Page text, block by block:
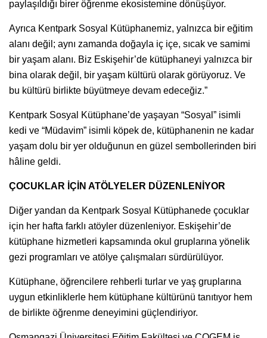
paylaşıldığı birer öğrenme ekosistemine dönüşüyor.
Ayrıca Kentpark Sosyal Kütüphanemiz, yalnızca bir eğitim
alanı değil; aynı zamanda doğayla iç içe, sıcak ve samimi
bir yaşam alanı. Biz Eskişehir’de kütüphaneyi yalnızca bir
bina olarak değil, bir yaşam kültürü olarak görüyoruz. Ve
bu kültürü birlikte büyütmeye devam edeceğiz.”
Kentpark Sosyal Kütüphane’de yaşayan “Sosyal” isimli
kedi ve “Müdavim” isimli köpek de, kütüphanenin ne kadar
yaşam dolu bir yer olduğunun en güzel sembollerinden biri
hâline geldi.
ÇOCUKLAR İÇİN ATÖLYELER DÜZENLENİYOR
Diğer yandan da Kentpark Sosyal Kütüphanede çocuklar
için her hafta farklı atöyler düzenleniyor. Eskişehir’de
kütüphane hizmetleri kapsamında okul gruplarına yönelik
gezi programları ve atölye çalışmaları sürdürülüyor.
Kütüphane, öğrencilere rehberli turlar ve yaş gruplarına
uygun etkinliklerle hem kütüphane kültürünü tanıtıyor hem
de birlikte öğrenme deneyimini güçlendiriyor.